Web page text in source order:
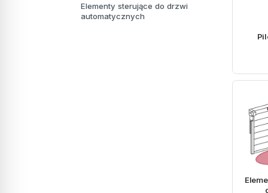
Elementy sterujące do drzwi
automatycznych